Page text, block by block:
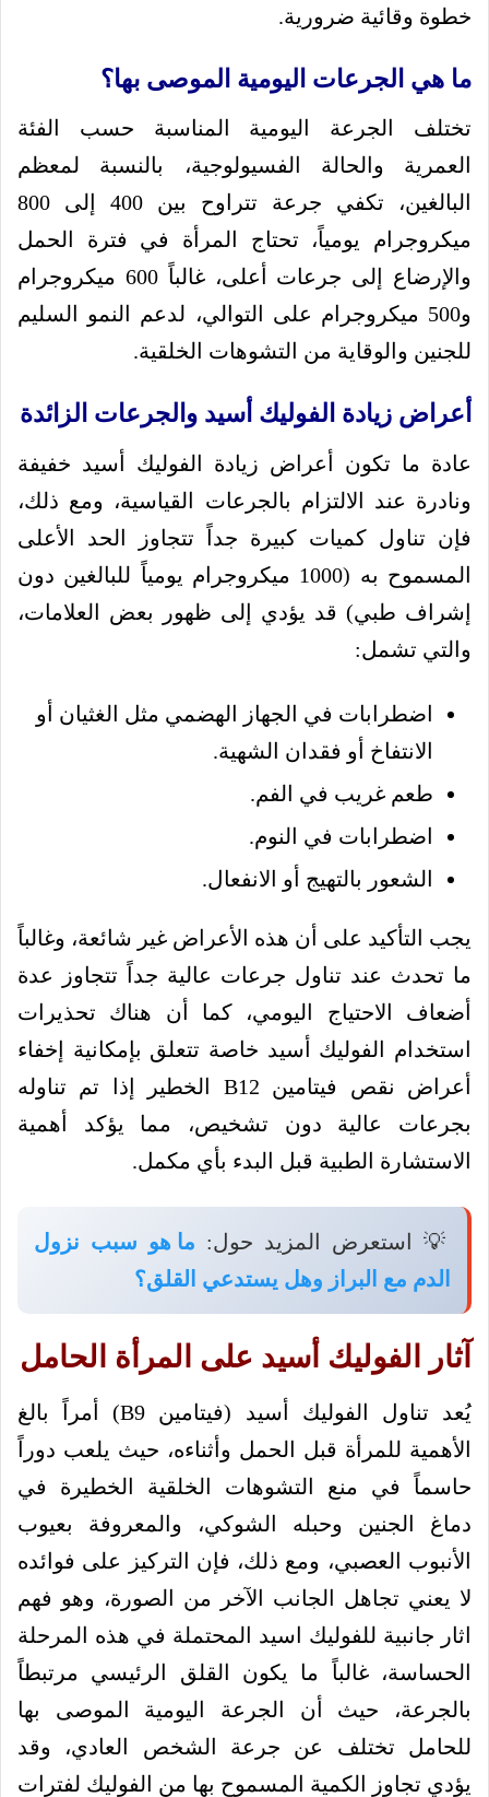
خطوة وقائية ضرورية.
ما هي الجرعات اليومية الموصى بها؟
تختلف الجرعة اليومية المناسبة حسب الفئة
العمرية والحالة الفسيولوجية، بالنسبة لمعظم
البالغين، تكفي جرعة تتراوح بين 400 إلى 800
ميكروجرام يومياً، تحتاج المرأة في فترة الحمل
والإرضاع إلى جرعات أعلى، غالباً 600 ميكروجرام
و500 ميكروجرام على التوالي، لدعم النمو السليم
للجنين والوقاية من التشوهات الخلقية.
أعراض زيادة الفوليك أسيد والجرعات الزائدة
عادة ما تكون أعراض زيادة الفوليك أسيد خفيفة
ونادرة عند الالتزام بالجرعات القياسية، ومع ذلك،
فإن تناول كميات كبيرة جداً تتجاوز الحد الأعلى
المسموح به (1000 ميكروجرام يومياً للبالغين دون
إشراف طبي) قد يؤدي إلى ظهور بعض العلامات،
والتي تشمل:
اضطرابات في الجهاز الهضمي مثل الغثيان أو
الانتفاخ أو فقدان الشهية.
طعم غريب في الفم.
اضطرابات في النوم.
الشعور بالتهيج أو الانفعال.
يجب التأكيد على أن هذه الأعراض غير شائعة، وغالباً
ما تحدث عند تناول جرعات عالية جداً تتجاوز عدة
أضعاف الاحتياج اليومي، كما أن هناك تحذيرات
استخدام الفوليك أسيد خاصة تتعلق بإمكانية إخفاء
أعراض نقص فيتامين B12 الخطير إذا تم تناوله
بجرعات عالية دون تشخيص، مما يؤكد أهمية
الاستشارة الطبية قبل البدء بأي مكمل.
💡 استعرض المزيد حول: ما هو سبب نزول
الدم مع البراز وهل يستدعي القلق؟
آثار الفوليك أسيد على المرأة الحامل
يُعد تناول الفوليك أسيد (فيتامين B9) أمراً بالغ
الأهمية للمرأة قبل الحمل وأثناءه، حيث يلعب دوراً
حاسماً في منع التشوهات الخلقية الخطيرة في
دماغ الجنين وحبله الشوكي، والمعروفة بعيوب
الأنبوب العصبي، ومع ذلك، فإن التركيز على فوائده
لا يعني تجاهل الجانب الآخر من الصورة، وهو فهم
اثار جانبية للفوليك اسيد المحتملة في هذه المرحلة
الحساسة، غالباً ما يكون القلق الرئيسي مرتبطاً
بالجرعة، حيث أن الجرعة اليومية الموصى بها
للحامل تختلف عن جرعة الشخص العادي، وقد
يؤدي تجاوز الكمية المسموح بها من الفوليك لفترات